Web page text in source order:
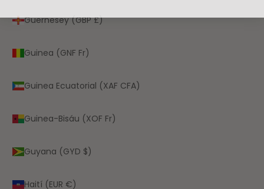
Guernesey (GBP £)
Guinea (GNF Fr)
Guinea Ecuatorial (XAF CFA)
Guinea-Bisáu (XOF Fr)
Guyana (GYD $)
Haití (EUR €)